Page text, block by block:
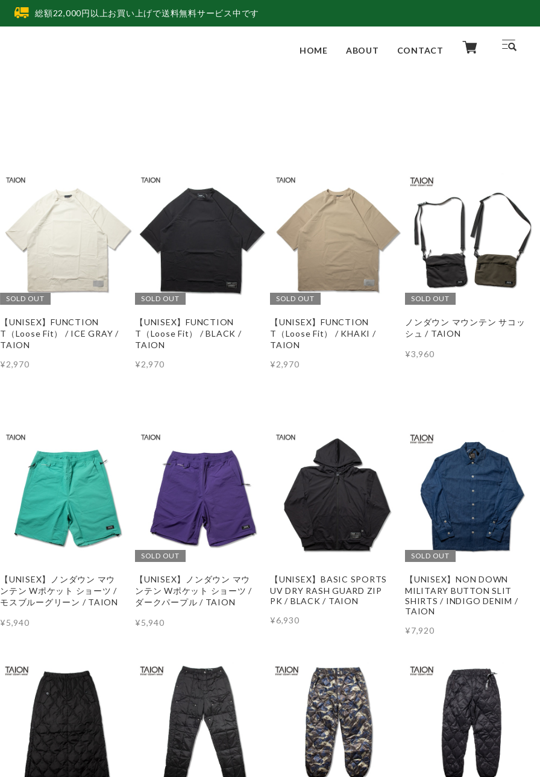
総額22,000円以上お買い上げで送料無料サービス中です
HOME ABOUT CONTACT
SOLD OUT
【UNISEX】FUNCTION
T（Loose Fit） / ICE GRAY /
TAION
¥2,970
SOLD OUT
【UNISEX】FUNCTION
T（Loose Fit） / BLACK /
TAION
¥2,970
SOLD OUT
【UNISEX】FUNCTION
T（Loose Fit） / KHAKI /
TAION
¥2,970
SOLD OUT
ノンダウン マウンテン サコッ
シュ / TAION
¥3,960
【UNISEX】ノンダウン マウ
ンテン Wポケット ショーツ /
モスブルーグリーン / TAION
¥5,940
SOLD OUT
【UNISEX】ノンダウン マウ
ンテン Wポケット ショーツ /
ダークパープル / TAION
¥5,940
【UNISEX】BASIC SPORTS
UV DRY RASH GUARD ZIP
PK / BLACK / TAION
¥6,930
SOLD OUT
【UNISEX】NON DOWN
MILITARY BUTTON SLIT
SHIRTS / INDIGO DENIM /
TAION
¥7,920